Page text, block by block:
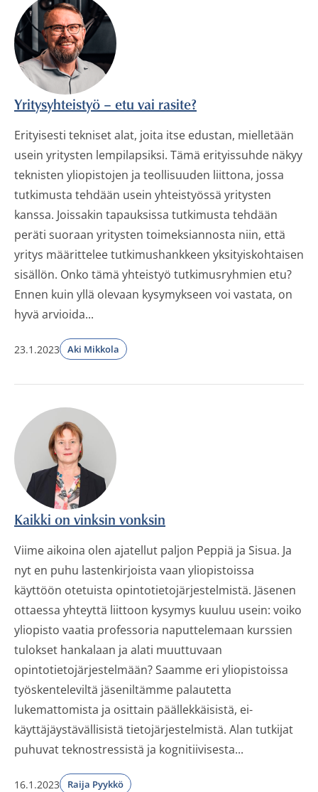
Yritysyhteistyö – etu vai rasite?
Erityisesti tekniset alat, joita itse edustan, mielletään
usein yritysten lempilapsiksi. Tämä erityissuhde näkyy
teknisten yliopistojen ja teollisuuden liittona, jossa
tutkimusta tehdään usein yhteistyössä yritysten
kanssa. Joissakin tapauksissa tutkimusta tehdään
peräti suoraan yritysten toimeksiannosta niin, että
yritys määrittelee tutkimushankkeen yksityiskohtaisen
sisällön. Onko tämä yhteistyö tutkimusryhmien etu?
Ennen kuin yllä olevaan kysymykseen voi vastata, on
hyvä arvioida...
23.1.2023 Aki Mikkola
Kaikki on vinksin vonksin
Viime aikoina olen ajatellut paljon Peppiä ja Sisua. Ja
nyt en puhu lastenkirjoista vaan yliopistoissa
käyttöön otetuista opintotietojärjestelmistä. Jäsenen
ottaessa yhteyttä liittoon kysymys kuuluu usein: voiko
yliopisto vaatia professoria naputtelemaan kurssien
tulokset hankalaan ja alati muuttuvaan
opintotietojärjestelmään? Saamme eri yliopistoissa
työskenteleviltä jäseniltämme palautetta
lukemattomista ja osittain päällekkäisistä, ei-
käyttäjäystävällisistä tietojärjestelmistä. Alan tutkijat
puhuvat teknostressistä ja kognitiivisesta...
16.1.2023 Raija Pyykkö